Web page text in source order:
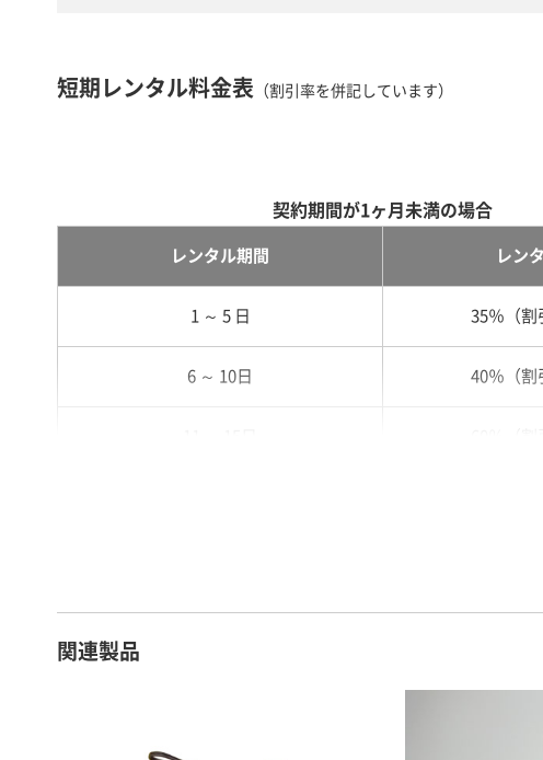
短期レンタル料金表 （割引率を併記しています）
契約期間が1ヶ月未満の場合
レンタル期間 レン
1 ～ 5 日 35％（割
6 ～ 10日 40％（割
26日 ～ 1ヶ月 100％（
関連製品